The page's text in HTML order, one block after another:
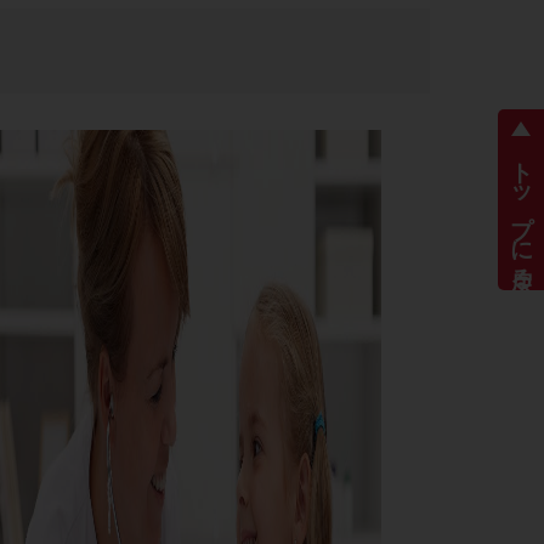
トップに戻る